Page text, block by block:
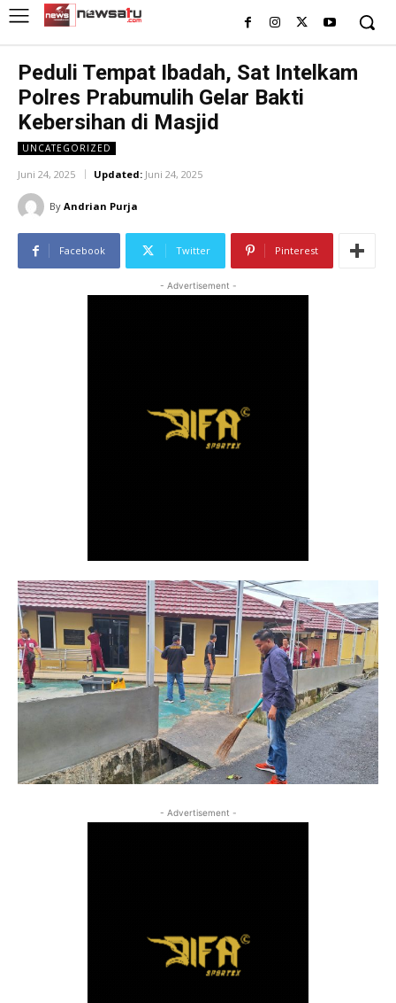
Peduli Tempat Ibadah, Sat Intelkam
Polres Prabumulih Gelar Bakti
Kebersihan di Masjid
UNCATEGORIZED
Juni 24, 2025 Updated: Juni 24, 2025
By Andrian Purja
Facebook Twitter Pinterest
- Advertisement -
- Advertisement -